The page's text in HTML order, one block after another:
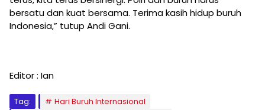
bersatu dan kuat bersama. Terima kasih hidup buruh
Indonesia,” tutup Andi Gani.
Editor : Ian
Tag:
Hari Buruh Internasional